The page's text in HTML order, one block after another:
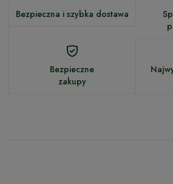
Bezpieczna i szybka dostawa
Bezpieczne
zakupy